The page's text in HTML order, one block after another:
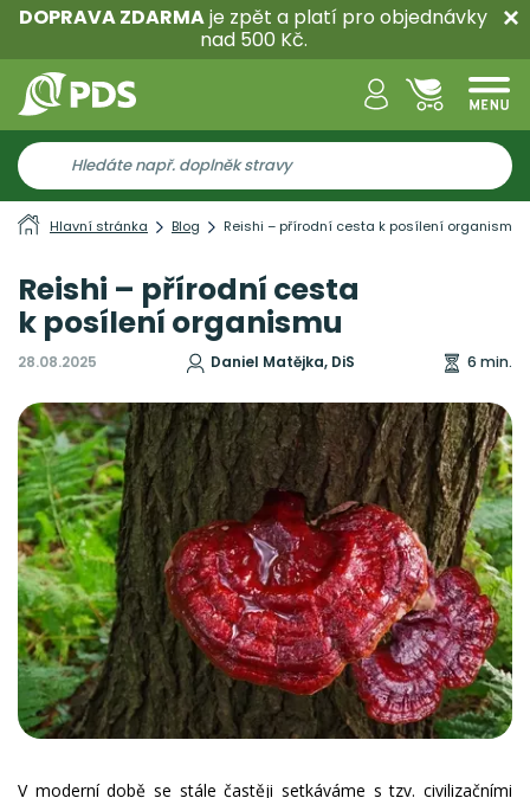
DOPRAVA ZDARMAje zpět a platí pro objednávky
nad 500 Kč.
Hlavní stránka Blog Reishi – přírodní cesta k posílení organismu
Reishi – přírodní cesta
k posílení organismu
28.08.2025 Daniel Matějka, DiS 6 min.
V moderní době se stále častěji setkáváme s tzv. civilizačními